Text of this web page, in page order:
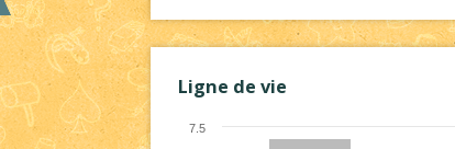
Ligne de vie
7.5